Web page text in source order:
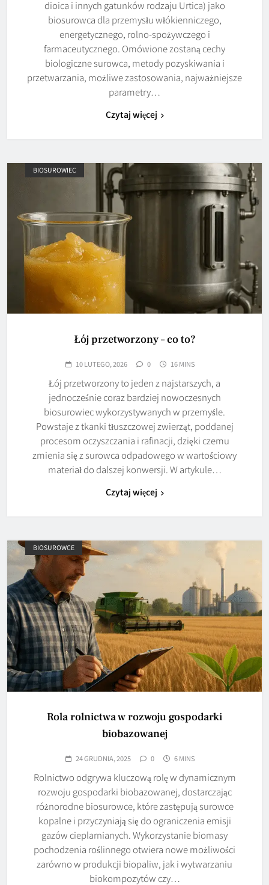
dioica i innych gatunków rodzaju Urtica) jako
biosurowca dla przemysłu włókienniczego,
energetycznego, rolno-spożywczego i
farmaceutycznego. Omówione zostaną cechy
biologiczne surowca, metody pozyskiwania i
przetwarzania, możliwe zastosowania, najważniejsze
parametry…
Czytaj więcej
BIOSUROWIEC
Łój przetworzony – co to?
10 LUTEGO, 2026 0 16 MINS
Łój przetworzony to jeden z najstarszych, a
jednocześnie coraz bardziej nowoczesnych
biosurowiec wykorzystywanych w przemyśle.
Powstaje z tkanki tłuszczowej zwierząt, poddanej
procesom oczyszczania i rafinacji, dzięki czemu
zmienia się z surowca odpadowego w wartościowy
materiał do dalszej konwersji. W artykule…
Czytaj więcej
BIOSUROWCE
Rola rolnictwa w rozwoju gospodarki
biobazowanej
24 GRUDNIA, 2025 0 6 MINS
Rolnictwo odgrywa kluczową rolę w dynamicznym
rozwoju gospodarki biobazowanej, dostarczając
różnorodne biosurowce, które zastępują surowce
kopalne i przyczyniają się do ograniczenia emisji
gazów cieplarnianych. Wykorzystanie biomasy
pochodzenia roślinnego otwiera nowe możliwości
zarówno w produkcji biopaliw, jak i wytwarzaniu
biokompozytów czy…